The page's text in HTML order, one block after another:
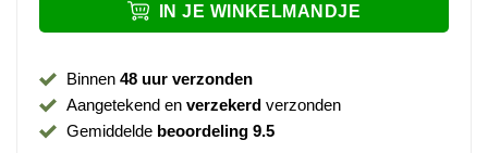
IN JE WINKELMANDJE
Binnen 48 uur verzonden
Aangetekend en verzekerdverzonden
Gemiddelde beoordeling 9.5